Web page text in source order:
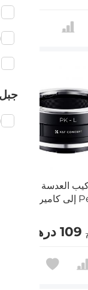
جبل
العدسة
Pentax K إلى كاميرا
109 درهم